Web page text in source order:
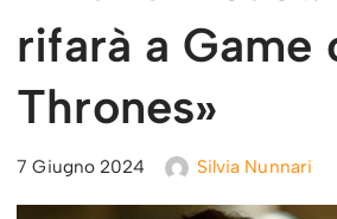
rifarà a Game
Thrones»
7 Giugno 2024 Silvia Nunnari